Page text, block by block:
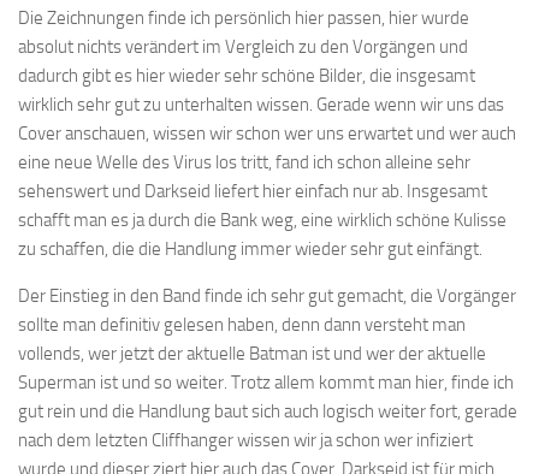
Die Zeichnungen finde ich persönlich hier passen, hier wurde
absolut nichts verändert im Vergleich zu den Vorgängen und
dadurch gibt es hier wieder sehr schöne Bilder, die insgesamt
wirklich sehr gut zu unterhalten wissen. Gerade wenn wir uns das
Cover anschauen, wissen wir schon wer uns erwartet und wer auch
eine neue Welle des Virus los tritt, fand ich schon alleine sehr
sehenswert und Darkseid liefert hier einfach nur ab. Insgesamt
schafft man es ja durch die Bank weg, eine wirklich schöne Kulisse
zu schaffen, die die Handlung immer wieder sehr gut einfängt.
Der Einstieg in den Band finde ich sehr gut gemacht, die Vorgänger
sollte man definitiv gelesen haben, denn dann versteht man
vollends, wer jetzt der aktuelle Batman ist und wer der aktuelle
Superman ist und so weiter. Trotz allem kommt man hier, finde ich
gut rein und die Handlung baut sich auch logisch weiter fort, gerade
nach dem letzten Cliffhanger wissen wir ja schon wer infiziert
wurde und dieser ziert hier auch das Cover. Darkseid ist für mich